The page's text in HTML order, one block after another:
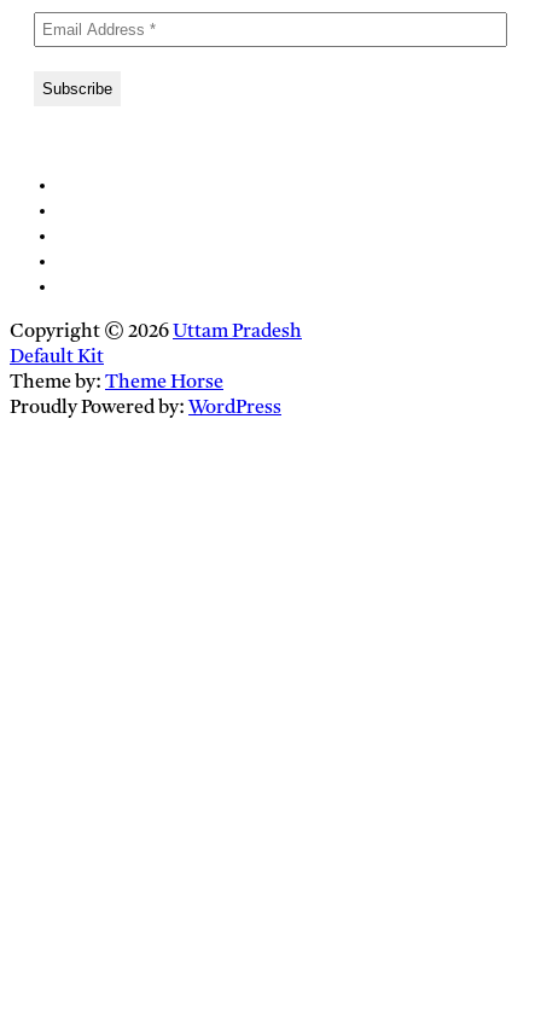
Copyright © 2026 Uttam Pradesh
Default Kit
Theme by: Theme Horse
Proudly Powered by: WordPress